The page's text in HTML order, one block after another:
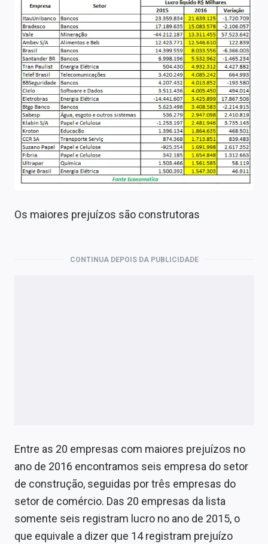
Os maiores prejuízos são construtoras
CONTINUA DEPOIS DA PUBLICIDADE
Entre as 20 empresas com maiores prejuízos no
ano de 2016 encontramos seis empresa do setor
de construção, seguidas por três empresas do
setor de comércio. Das 20 empresas da lista
somente seis registram lucro no ano de 2015, o
que equivale a dizer que 14 registram prejuízo